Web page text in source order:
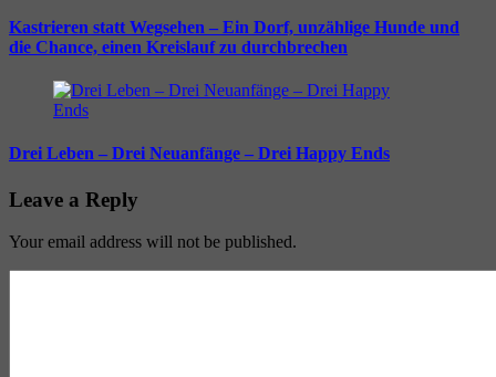
Kastrieren statt Wegsehen – Ein Dorf, unzählige Hunde und
die Chance, einen Kreislauf zu durchbrechen
Drei Leben – Drei Neuanfänge – Drei Happy Ends
Leave a Reply
Your email address will not be published.